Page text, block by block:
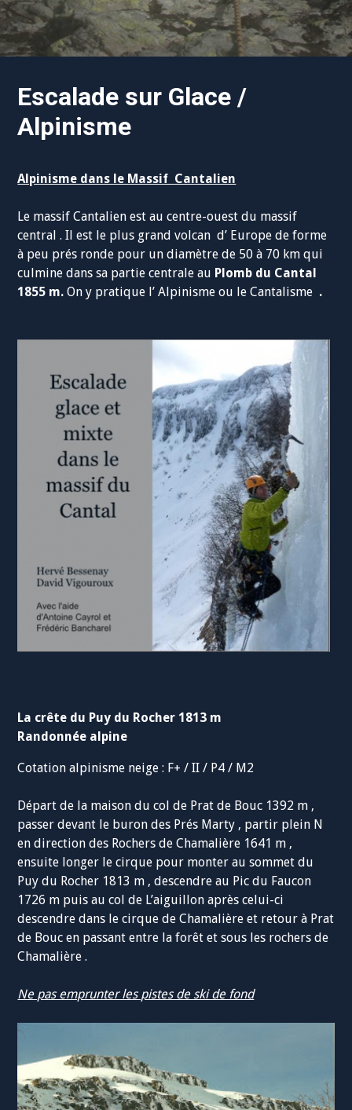
Escalade sur Glace /
Alpinisme
Alpinisme dans le Massif Cantalien
Le massif Cantalien est au centre-ouest du massif
central . Il est le plus grand volcan d’ Europe de forme
à peu prés ronde pour un diamètre de 50 à 70 km qui
culmine dans sa partie centrale au Plomb du Cantal
1855 m.On y pratique l’ Alpinisme ou le Cantalisme .
La crête du Puy du Rocher 1813 m
Randonnée alpine
Cotation alpinisme neige : F+ / II / P4 / M2
Départ de la maison du col de Prat de Bouc 1392 m ,
passer devant le buron des Prés Marty , partir plein N
en direction des Rochers de Chamalière 1641 m ,
ensuite longer le cirque pour monter au sommet du
Puy du Rocher 1813 m , descendre au Pic du Faucon
1726 m puis au col de L’aiguillon après celui-ci
descendre dans le cirque de Chamalière et retour à Prat
de Bouc en passant entre la forêt et sous les rochers de
Chamalière .
Ne pas emprunter les pistes de ski de fond